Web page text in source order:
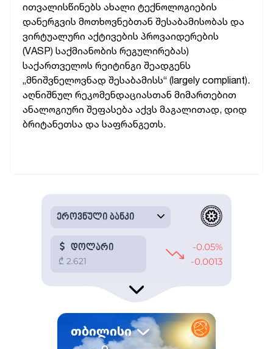
ითვალისწინებს ახალი ტექნოლოგიების
დანერგვის მოთხოვნებთან შესაბამისობას და
ვირტუალური აქტივების პროვაიდერების
(VASP) საქმიანობის რეგულირებას)
საქართველოს რეიტინგი შეადგენს
„მნიშვნელოვნად შესაბამისს“ (largely compliant).
აღნიშნულ რეკომენდაციასთან მიმართებით
ანალოგიური შეფასება აქვს მაგალითად, დიდ
ბრიტანეთსა და საფრანგეთს.